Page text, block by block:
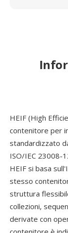
HEIF (High
contenitore per
standardizzato
ISO/IEC 23008-
HEIF si basa
stesso
struttura
collezioni,
derivate con